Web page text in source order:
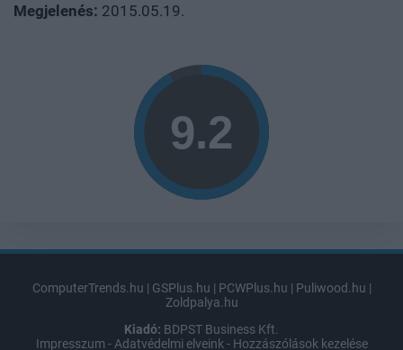
Megjelenés: 2015.05.19.
ComputerTrends.hu | GSPlus.hu | PCWPlus.hu | Puliwood.hu |
Zoldpalya.hu
Kiadó: BDPST Business Kft.
Impresszum - Adatvédelmi elveink - Hozzászólások kezelése